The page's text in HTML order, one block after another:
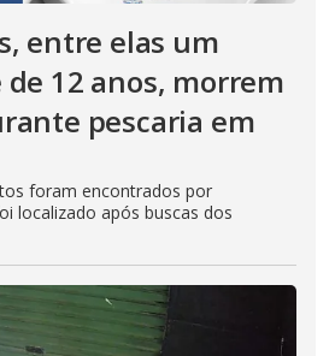
entre elas um
12 anos, morrem
pescaria em
foram encontrados por
localizado após buscas dos